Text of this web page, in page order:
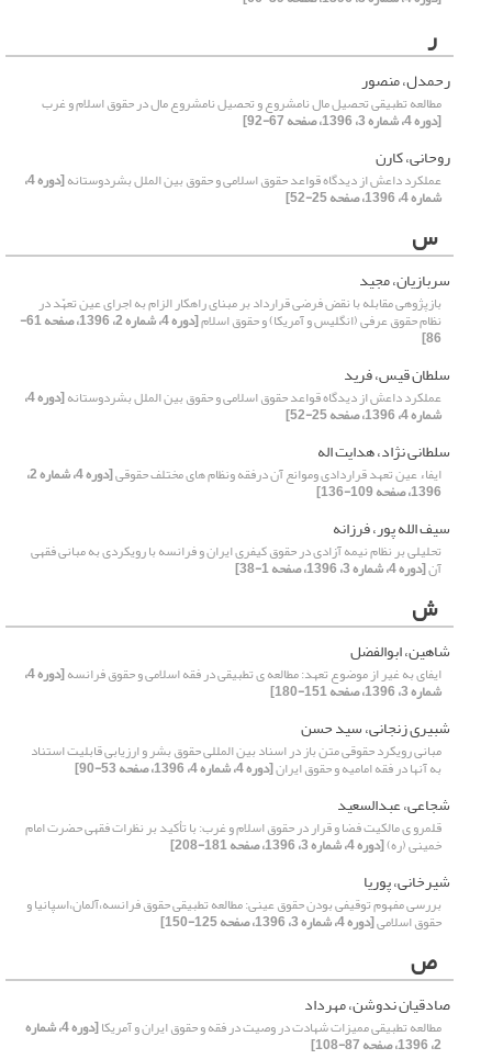
ر
رحمدل، منصور
مطالعه تطبیقی تحصیل مال نامشروع و تحصیل نامشروع مال در حقوق اسلام و غرب
[دوره 4، شماره 3، 1396، صفحه 67-92]
روحانی، کارن
عملکرد داعش از دیدگاه قواعد حقوق اسلامی و حقوق بین الملل بشردوستانه [دوره 4،
شماره 4، 1396، صفحه 25-52]
س
سربازیان، مجید
بازپژوهی مقابله با نقض فرضی قرارداد بر مبنای راهکار الزام به اجرای عین تعهّد در
نظام حقوق عرفی (انگلیس و آمریکا) و حقوق اسلام [دوره 4، شماره 2، 1396، صفحه 61-
86]
سلطان قیس، فرید
عملکرد داعش از دیدگاه قواعد حقوق اسلامی و حقوق بین الملل بشردوستانه [دوره 4،
شماره 4، 1396، صفحه 25-52]
سلطانی نژاد، هدایت اله
ایفاء عین تعهد قراردادی وموانع آن درفقه ونظام های مختلف حقوقی [دوره 4، شماره 2،
1396، صفحه 109-136]
سیف الله پور، فرزانه
تحلیلی بر نظام نیمه ‌آزادی در حقوق کیفری ایران و فرانسه با رویکردی به مبانی فقهی
آن[دوره 4، شماره 3، 1396، صفحه 1-38]
ش
شاهین، ابوالفضل
ایفای به غیر از موضوع تعهد: مطالعه ی تطبیقی در فقه اسلامی و حقوق فرانسه [دوره 4،
شماره 3، 1396، صفحه 151-180]
شبیری زنجانی، سید حسن
مبانی رویکرد حقوقی متن باز در اسناد بین المللی حقوق بشر و ارزیابی قابلیت استناد
به آنها در فقه امامیه و حقوق ایران[دوره 4، شماره 4، 1396، صفحه 53-90]
شجاعی، عبدالسعید
قلمرو ی مالکیت فضا و قرار در حقوق اسلام و غرب: با تأکید بر نظرات فقهی حضرت امام
خمینی (ره)[دوره 4، شماره 3، 1396، صفحه 181-208]
شیرخانی، پوریا
بررسی مفهوم توقیفی بودن حقوق عینی: مطالعه تطبیقی حقوق فرانسه،آلمان،اسپانیا و
حقوق اسلامی[دوره 4، شماره 3، 1396، صفحه 125-150]
ص
صادقیان ندوشن، مهرداد
مطالعه تطبیقی ممیزات شهادت در وصیت در فقه و حقوق ایران و آمریکا [دوره 4، شماره
2، 1396، صفحه 87-108]